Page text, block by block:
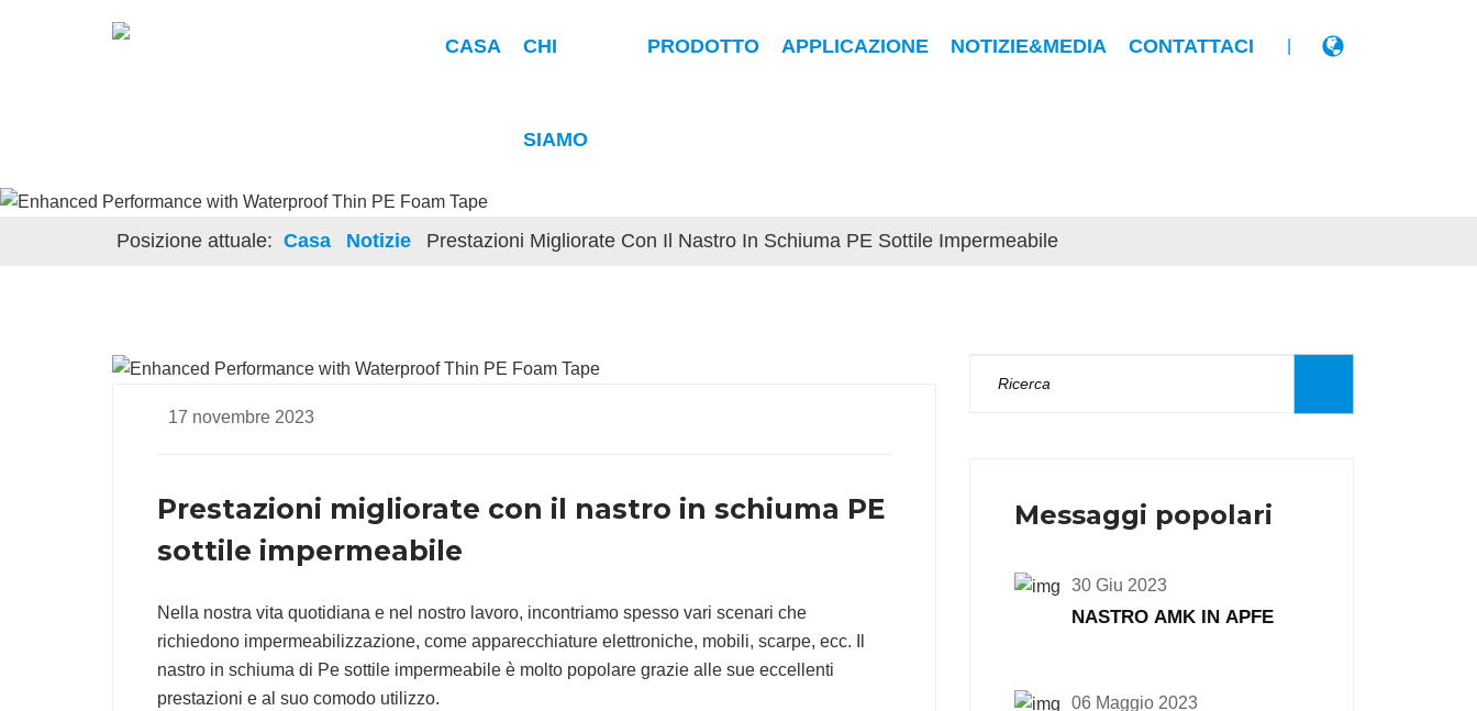
CASA CHI
SIAMO
PRODOTTO APPLICAZIONE NOTIZIE&MEDIA CONTATTACI
Posizione attuale: Casa Notizie Prestazioni Migliorate Con Il Nastro In Schiuma PE Sottile Impermeabile
17 novembre 2023
Prestazioni migliorate con il nastro in schiuma PE
sottile impermeabile
Nella nostra vita quotidiana e nel nostro lavoro, incontriamo spesso vari scenari che
richiedono impermeabilizzazione, come apparecchiature elettroniche, mobili, scarpe, ecc. Il
nastro in schiuma di Pe sottile impermeabile è molto popolare grazie alle sue eccellenti
prestazioni e al suo comodo utilizzo.
Messaggi popolari
30 Giu 2023
NASTRO AMK IN APFE
06 Maggio 2023